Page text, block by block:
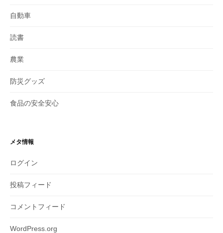
自動車
読書
農業
防災グッズ
食品の安全安心
メタ情報
ログイン
投稿フィード
コメントフィード
WordPress.org